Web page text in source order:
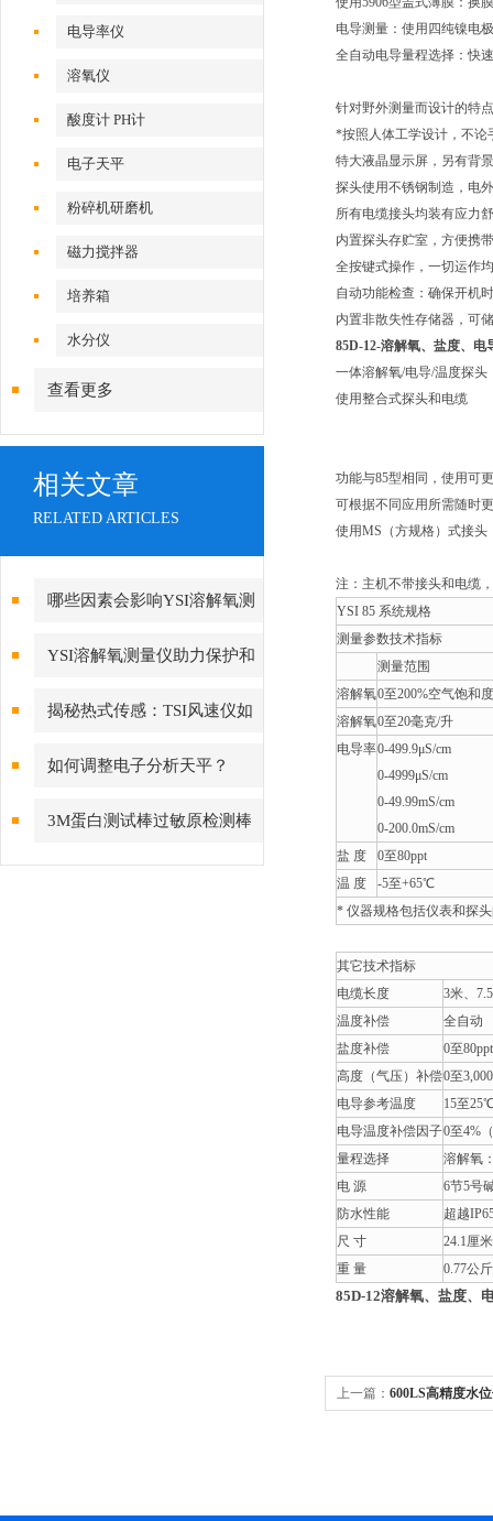
电导率仪
溶氧仪
酸度计 PH计
电子天平
粉碎机研磨机
磁力搅拌器
培养箱
水分仪
查看更多
相关文章
RELATED ARTICLES
哪些因素会影响YSI溶解氧测
量仪的准确性？
YSI溶解氧测量仪助力保护和
可持续利用海洋资源
揭秘热式传感：TSI风速仪如
何实现低风速下的高精度测量
如何调整电子分析天平？
3M蛋白测试棒过敏原检测棒
ALLTEC60 表面蛋白过敏原测
电导测量：使用四纯镍电
全自动电导量程选择：快
针对野外测量而设计的特点
*按照人体工学设计，不论
特大液晶显示屏，另有背
探头使用不锈钢制造，电
所有电缆接头均装有应力
内置探头存贮室，方便携
全按键式操作，一切运作
自动功能检查：确保开机
内置非散失性存储器，可
85D-12-溶解氧、盐度、电
一体溶解氧/电导/温度探头
使用整合式探头和电缆
功能与85型相同，使用可
可根据不同应用所需随时
使用MS（方规格）式接
注：主机不带接头和电缆
YSI 85 系统规格
测量参数技术指标
测量范围
溶解氧0至200%空气饱和度
溶解氧0至20毫克/升
电导率0-499.9μS/cm
0-4999μS/cm
0-49.99mS/cm
0-200.0mS/cm
盐 度
0至80ppt
温 度
-5至+65℃
* 仪器规格包括仪表和探
其它技术指标
电缆长度
3米、
温度补偿
全自动
盐度补偿
0至80ppt
高度（气压）补偿0至
电导参考温度
15至
电导温度补偿因子0至4%
量程选择
溶解氧
电 源
6节5号
防水性能
超越
尺 寸
24.1厘
重 量
0.77公
85D-12溶解氧、盐度、
上一篇： 600LS高精度水